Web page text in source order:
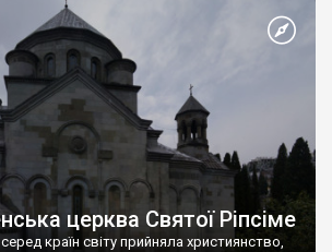
язичник, став Василем-християнином.
Русі. На честь Херсонесу Таврійського
церква Святої Ріпсіме
країн світу прийняла християнство,